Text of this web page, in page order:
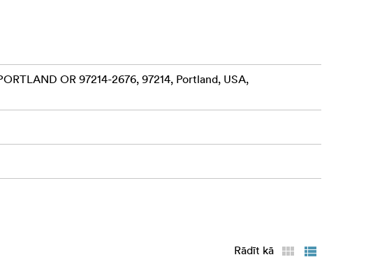
OR 97214-2676, 97214, Portland, USA,
Rādīt kā